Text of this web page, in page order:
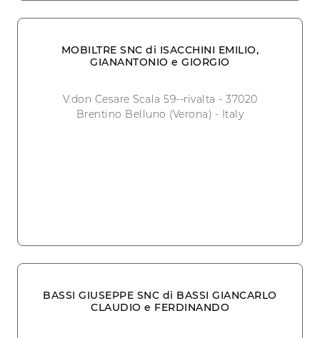
MOBILTRE SNC di ISACCHINI EMILIO,
GIANANTONIO e GIORGIO
V.don Cesare Scala 59--rivalta - 37020
Brentino Belluno (Verona) - Italy
BASSI GIUSEPPE SNC di BASSI GIANCARLO
CLAUDIO e FERDINANDO